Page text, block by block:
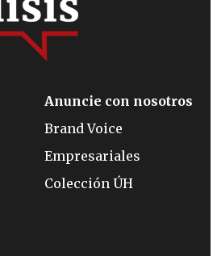
Anuncie con nosotros
Brand Voice
Empresariales
Colección ÚH